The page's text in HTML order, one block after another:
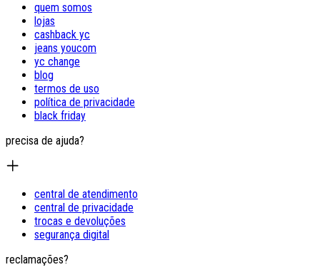
quem somos
lojas
cashback yc
jeans youcom
yc change
blog
termos de uso
política de privacidade
black friday
precisa de ajuda?
central de atendimento
central de privacidade
trocas e devoluções
segurança digital
reclamações?